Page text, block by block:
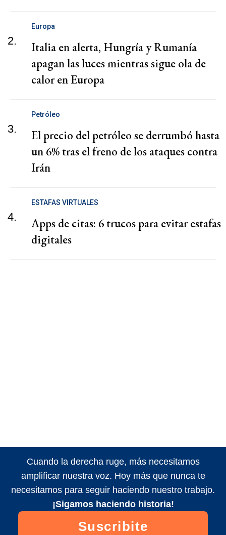
2.
Europa
Italia en alerta, Hungría y Rumanía
apagan las luces mientras sigue ola de
calor en Europa
3.
Petróleo
El precio del petróleo se derrumbó hasta
un 6% tras el freno de los ataques contra
Irán
4.
ESTAFAS VIRTUALES
Apps de citas: 6 trucos para evitar estafas
digitales
Cuando la derecha ruge, más necesitamos
amplificar nuestra voz. Hoy más que nunca te
necesitamos para seguir haciendo nuestro trabajo.
¡Sigamos haciendo historia!
Suscribite